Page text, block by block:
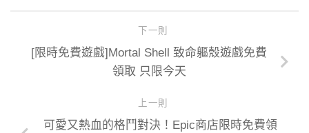
下一則
[限時免費遊戲]Mortal Shell 致命軀殼遊戲免費
領取 只限今天
上一則
可愛又熱血的格鬥對決！Epic商店限時免費領